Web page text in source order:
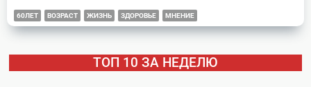
60ЛЕТ ВОЗРАСТ ЖИЗНЬ ЗДОРОВЬЕ МНЕНИЕ
ТОП 10 ЗА НЕДЕЛЮ